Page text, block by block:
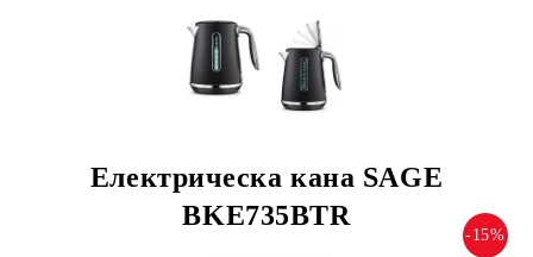
Електрическа кана SAGE
BKE735BTR
-15%